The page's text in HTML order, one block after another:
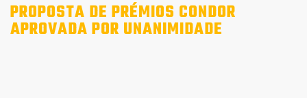
PROPOSTA DE PRÉMIOS CONDOR
APROVADA POR UNANIMIDADE